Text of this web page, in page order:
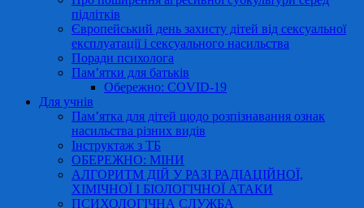
підлітків
Європейський день захисту дітей від сексуальної
експлуатації і сексуального насильства
Поради психолога
Пам’ятки для батьків
Обережно: COVID-19
Для учнів
Пам’ятка для дітей щодо розпізнавання ознак
насильства різних видів
Інструктаж з ТБ
ОБЕРЕЖНО: МІНИ
АЛГОРИТМ ДІЙ У РАЗІ РАДІАЦІЙНОЇ,
ХІМІЧНОЇ І БІОЛОГІЧНОЇ АТАКИ
ПСИХОЛОГІЧНА СЛУЖБА